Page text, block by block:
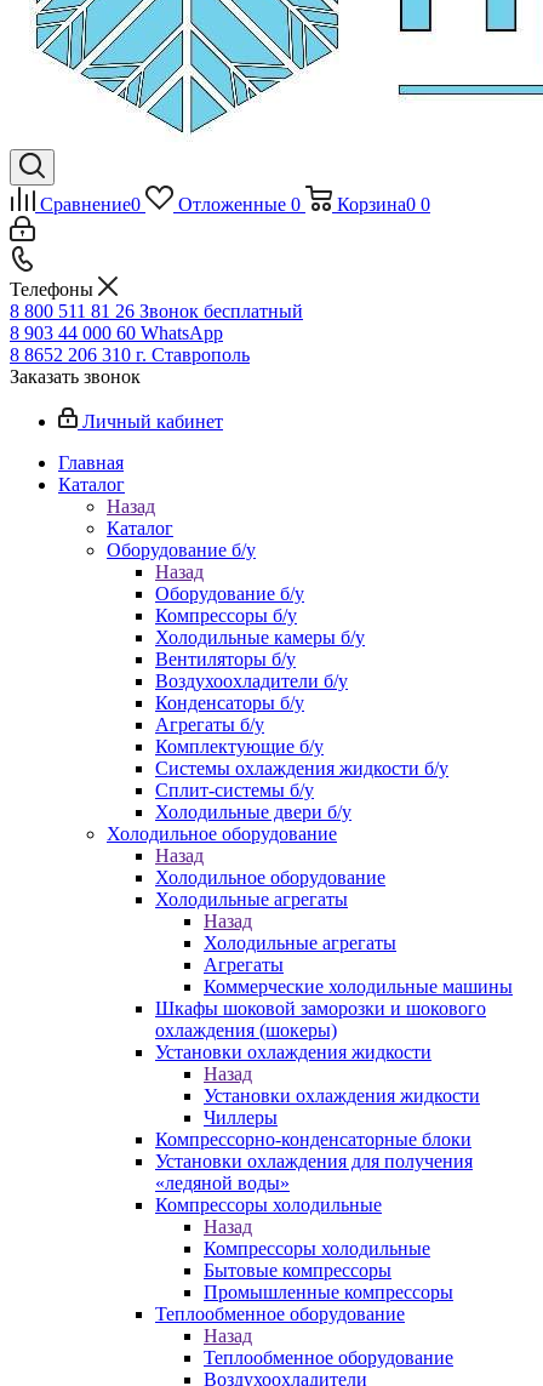
Сравнение0 Отложенные 0 Корзина0 0
Телефоны
8 800 511 81 26 Звонок бесплатный
8 903 44 000 60 WhatsАpp
8 8652 206 310 г. Ставрополь
Заказать звонок
Личный кабинет
Главная
Каталог
Назад
Каталог
Оборудование б/у
Назад
Оборудование б/у
Компрессоры б/у
Холодильные камеры б/у
Вентиляторы б/у
Воздухоохладители б/у
Конденсаторы б/у
Агрегаты б/у
Комплектующие б/у
Системы охлаждения жидкости б/у
Сплит-системы б/у
Холодильные двери б/у
Холодильное оборудование
Назад
Холодильное оборудование
Холодильные агрегаты
Назад
Холодильные агрегаты
Агрегаты
Коммерческие холодильные машины
Шкафы шоковой заморозки и шокового
охлаждения (шокеры)
Установки охлаждения жидкости
Назад
Установки охлаждения жидкости
Чиллеры
Компрессорно-конденсаторные блоки
Установки охлаждения для получения
«ледяной воды»
Компрессоры холодильные
Назад
Компрессоры холодильные
Бытовые компрессоры
Промышленные компрессоры
Теплообменное оборудование
Назад
Теплообменное оборудование
Воздухоохладители